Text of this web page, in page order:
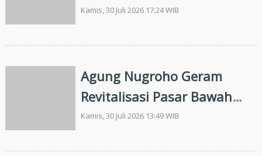
Peringatan HUT RI Ke-81
Kamis, 30 Juli 2026 17:24 WIB
Agung Nugroho Geram
Revitalisasi Pasar Bawah
Tak Tuntas, Akan Ambil
Kamis, 30 Juli 2026 13:49 WIB